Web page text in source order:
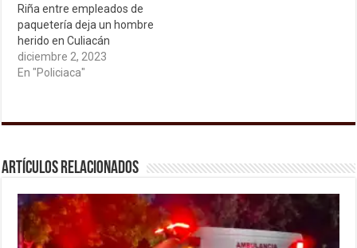
Riña entre empleados de
paquetería deja un hombre
herido en Culiacán
diciembre 2, 2023
En "Policiaca"
Artículos relacionados